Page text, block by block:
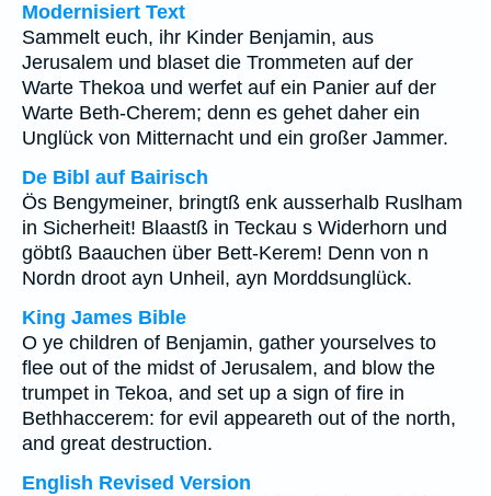
Modernisiert Text
Sammelt euch, ihr Kinder Benjamin, aus
Jerusalem und blaset die Trommeten auf der
Warte Thekoa und werfet auf ein Panier auf der
Warte Beth-Cherem; denn es gehet daher ein
Unglück von Mitternacht und ein großer Jammer.
De Bibl auf Bairisch
Ös Bengymeiner, bringtß enk ausserhalb Ruslham
in Sicherheit! Blaastß in Teckau s Widerhorn und
göbtß Baauchen über Bett-Kerem! Denn von n
Nordn droot ayn Unheil, ayn Morddsunglück.
King James Bible
O ye children of Benjamin, gather yourselves to
flee out of the midst of Jerusalem, and blow the
trumpet in Tekoa, and set up a sign of fire in
Bethhaccerem: for evil appeareth out of the north,
and great destruction.
English Revised Version